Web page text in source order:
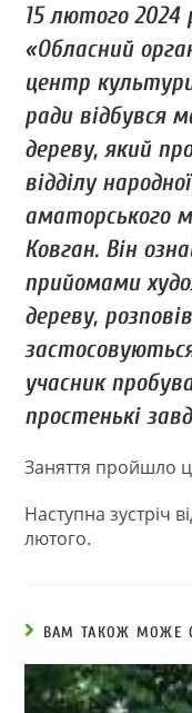
15 лютого 2024
«Обласний
центр
ради відбувся
дереву, який
відділу
аматорського
Ковган. Він
прийомами
дереву,
учасник
простенькі
Заняття пройшло
Наступна зустріч
лютого.
ВАМ ТАКОЖ МОЖЕ